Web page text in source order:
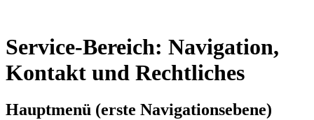
Service-Bereich: Navigation,
Kontakt und Rechtliches
Hauptmenü (erste Navigationsebene)